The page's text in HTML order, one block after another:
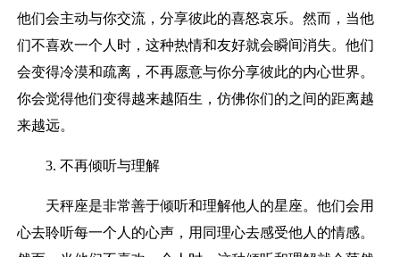
他们会主动与你交流，分享彼此的喜怒哀乐。然而，当他
们不喜欢一个人时，这种热情和友好就会瞬间消失。他们
会变得冷漠和疏离，不再愿意与你分享彼此的内心世界。
你会觉得他们变得越来越陌生，仿佛你们的之间的距离越
来越远。
3. 不再倾听与理解
天秤座是非常善于倾听和理解他人的星座。他们会用
心去聆听每一个人的心声，用同理心去感受他人的情感。